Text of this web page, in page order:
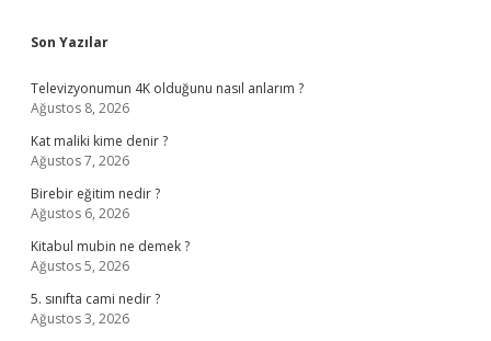
Sidebar
Son Yazılar
Televizyonumun 4K olduğunu nasıl anlarım ?
Ağustos 8, 2026
Kat maliki kime denir ?
Ağustos 7, 2026
Birebir eğitim nedir ?
Ağustos 6, 2026
Kitabul mubin ne demek ?
Ağustos 5, 2026
5. sınıfta cami nedir ?
Ağustos 3, 2026